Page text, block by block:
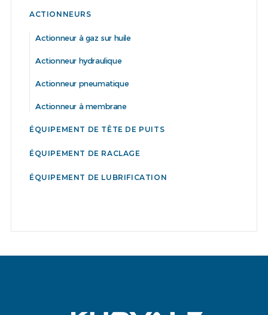
ACTIONNEURS
Actionneur à gaz sur huile
Actionneur hydraulique
Actionneur pneumatique
Actionneur à membrane
ÉQUIPEMENT DE TÊTE DE PUITS
ÉQUIPEMENT DE RACLAGE
ÉQUIPEMENT DE LUBRIFICATION